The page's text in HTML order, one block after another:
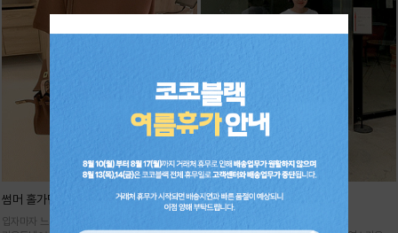
썸머 홀가먼트 니트
입자마자 느껴지는 고급스러움,
기획 썸머 하렘 팬츠